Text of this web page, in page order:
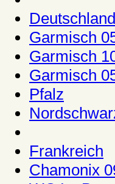
Deutschland
Garmisch
Garmisch
Garmisch
Pfalz
Frankreich
Chamonix